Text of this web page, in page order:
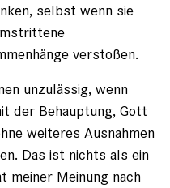
selbst wenn sie
verstoßen.
unzulässig, wenn
der Behauptung, Gott
weiteres Ausnahmen
Das ist nichts als ein
meiner Meinung nach